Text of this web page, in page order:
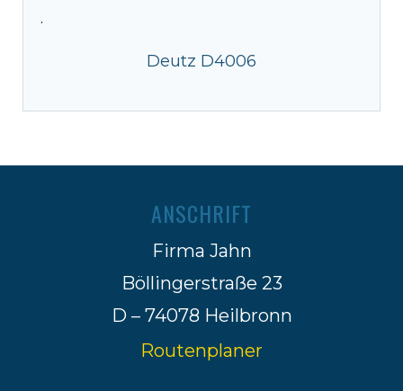
·
Deutz D4006
ANSCHRIFT
Firma Jahn
Böllingerstraße 23
D – 74078 Heilbronn
Routenplaner